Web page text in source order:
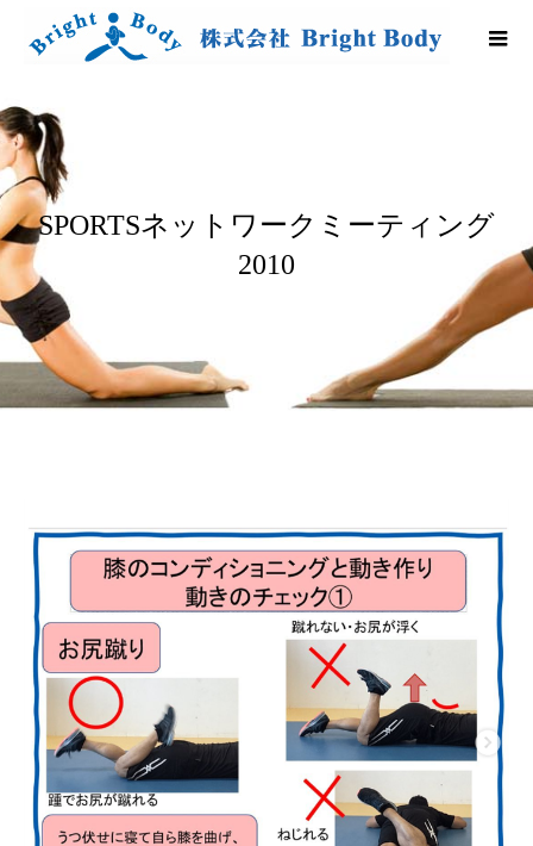
SPORTSネットワークミーティング
2010